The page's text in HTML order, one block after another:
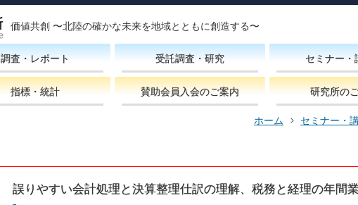
価値共創 〜北陸の確かな未来を地域とともに創造する〜
調査・レポート 受託調査・研究 セミナー・
指標・統計 賛助会員入会のご案内 研究所の
ホーム セミナー・
誤りやすい会計処理と決算整理仕訳の理解、税務と経理の年間